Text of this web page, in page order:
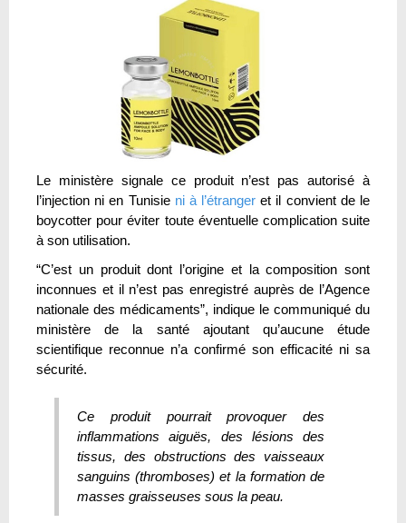
Le ministère signale ce produit n’est pas autorisé à
l’injection ni en Tunisieni à l’étranger et il convient de le
boycotter pour éviter toute éventuelle complication suite
à son utilisation.
“C’est un produit dont l’origine et la composition sont
inconnues et il n’est pas enregistré auprès de l’Agence
nationale des médicaments”, indique le communiqué du
ministère de la santé ajoutant qu’aucune étude
scientifique reconnue n’a confirmé son efficacité ni sa
sécurité.
Ce produit pourrait provoquer des
inflammations aiguës, des lésions des
tissus, des obstructions des vaisseaux
sanguins (thromboses) et la formation de
masses graisseuses sous la peau.